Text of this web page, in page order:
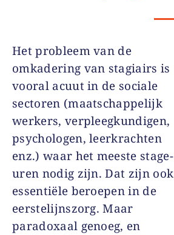
Het probleem van de
omkadering van stagiairs is
vooral acuut in de sociale
sectoren (maatschappelijk
werkers, verpleegkundigen,
psychologen, leerkrachten
enz.) waar het meeste stage-
uren nodig zijn. Dat zijn ook
essentiële beroepen in de
eerstelijnszorg. Maar
paradoxaal genoeg, en